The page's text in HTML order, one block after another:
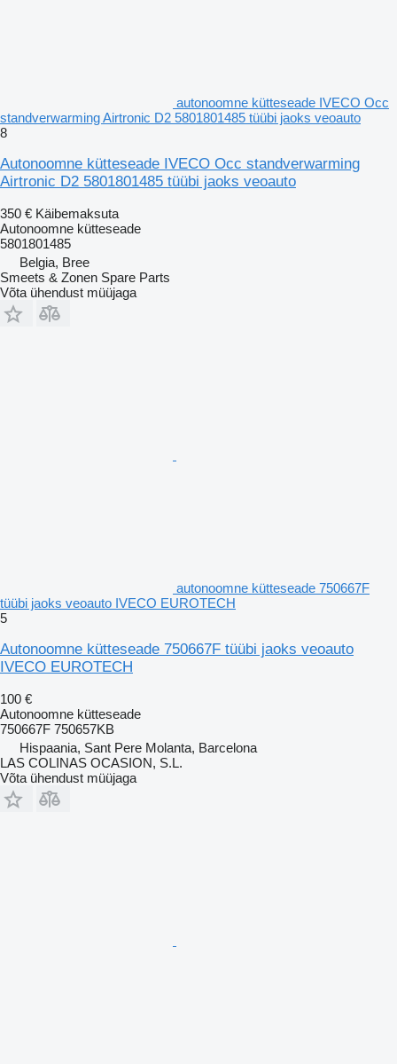
autonoomne kütteseade IVECO Occ
standverwarming Airtronic D2 5801801485 tüübi jaoks veoauto
8
Autonoomne kütteseade IVECO Occ standverwarming
Airtronic D2 5801801485 tüübi jaoks veoauto
350 € Käibemaksuta
Autonoomne kütteseade
5801801485
Belgia, Bree
Smeets & Zonen Spare Parts
Võta ühendust müüjaga
autonoomne kütteseade 750667F
tüübi jaoks veoauto IVECO EUROTECH
5
Autonoomne kütteseade 750667F tüübi jaoks veoauto
IVECO EUROTECH
100 €
Autonoomne kütteseade
750667F 750657KB
Hispaania, Sant Pere Molanta, Barcelona
LAS COLINAS OCASION, S.L.
Võta ühendust müüjaga